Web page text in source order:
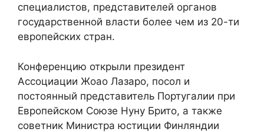
специалистов, представителей органов
государственной власти более чем из 20-ти
европейских стран.
Конференцию открыли президент
Ассоциации Жоао Лазаро, посол и
постоянный представитель Португалии при
Европейском Союзе Нуну Брито, а также
советник Министра юстиции Финляндии